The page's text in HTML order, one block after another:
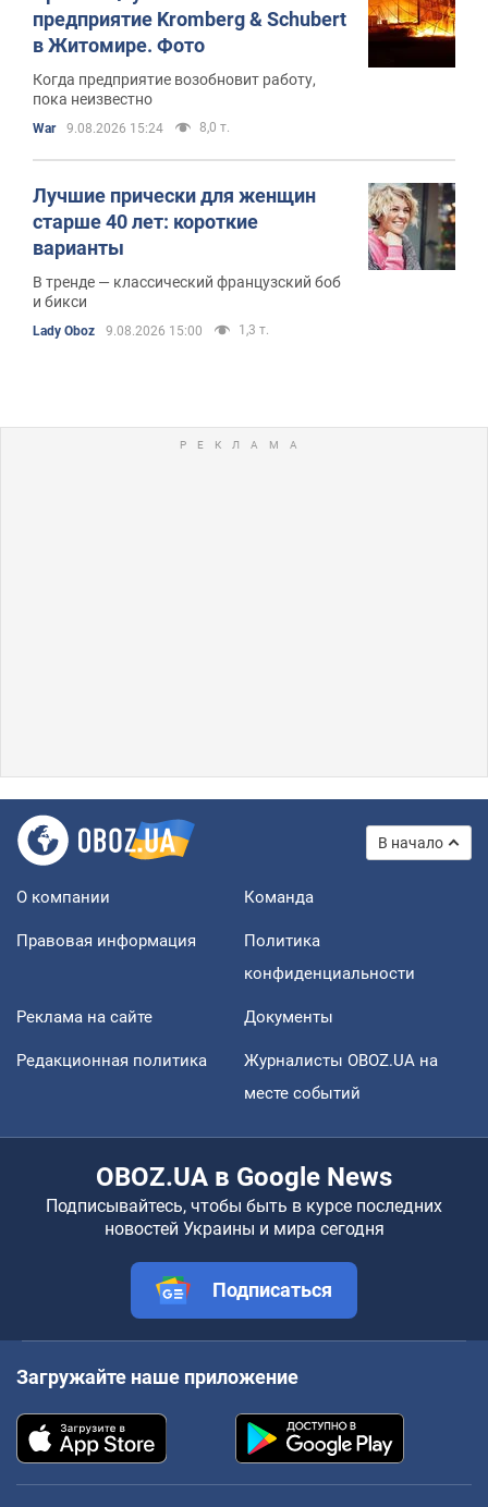
предприятие Kromberg & Schubert
в Житомире. Фото
Когда предприятие возобновит работу,
пока неизвестно
War 9.08.2026 15:24 8,0 т.
Лучшие прически для женщин
старше 40 лет: короткие
варианты
В тренде — классический французский боб
и бикси
Lady Oboz 9.08.2026 15:00 1,3 т.
В начало
О компании Команда
Правовая информация
Политика
конфиденциальности
Реклама на сайте Документы
Редакционная политика
Журналисты OBOZ.UA на
месте событий
OBOZ.UA в Google News
Подписывайтесь, чтобы быть в курсе последних
новостей Украины и мира сегодня
Подписаться
Загружайте наше приложение